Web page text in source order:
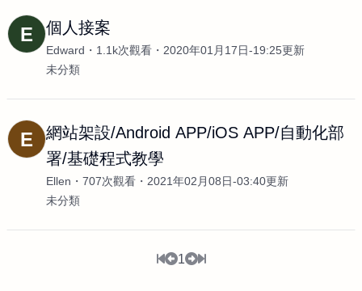
E 個人接案
Edward 1.1k次觀看
2020年01月17日-19:25更新
未分類
E
網站架設/Android APP/iOS APP/自動化部
署/基礎程式教學
Ellen 707次觀看
2021年02月08日-03:40更新
未分類
1